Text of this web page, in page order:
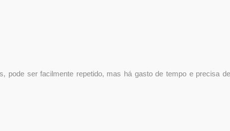
pode ser facilmente repetido, mas há gasto de tempo e precisa de